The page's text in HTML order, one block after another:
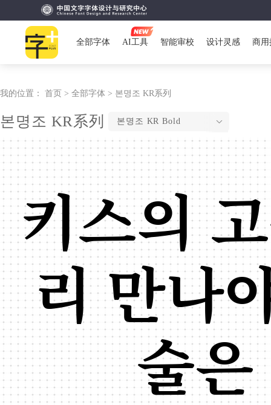
全部字体 AI工具 智能审校 设计灵感 商用
我的位置： 首页 > 全部字体 > 본명조 KR系列
본명조 KR系列 본명조 KR Bold
키스의
리 만나
술은